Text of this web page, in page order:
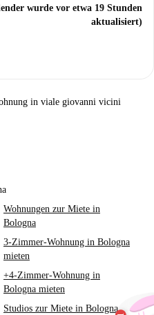
wurde vor etwa 19 Stunden
aktualisiert)
in viale giovanni vicini
Wohnungen zur Miete in
Bologna
3-Zimmer-Wohnung in Bologna
mieten
+4-Zimmer-Wohnung in
Bologna mieten
Studios zur Miete in Bologna